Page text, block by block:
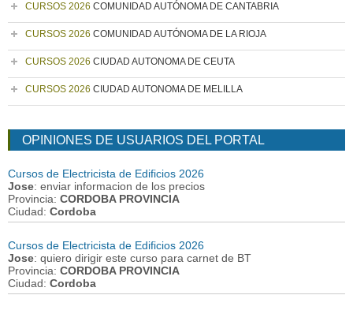
CURSOS 2026 COMUNIDAD AUTÓNOMA DE CANTABRIA
CURSOS 2026 COMUNIDAD AUTÓNOMA DE LA RIOJA
CURSOS 2026 CIUDAD AUTONOMA DE CEUTA
CURSOS 2026 CIUDAD AUTONOMA DE MELILLA
OPINIONES DE USUARIOS DEL PORTAL
Cursos de Electricista de Edificios 2026
Jose: enviar informacion de los precios
Provincia: CORDOBA PROVINCIA
Ciudad: Cordoba
Cursos de Electricista de Edificios 2026
Jose: quiero dirigir este curso para carnet de BT
Provincia: CORDOBA PROVINCIA
Ciudad: Cordoba